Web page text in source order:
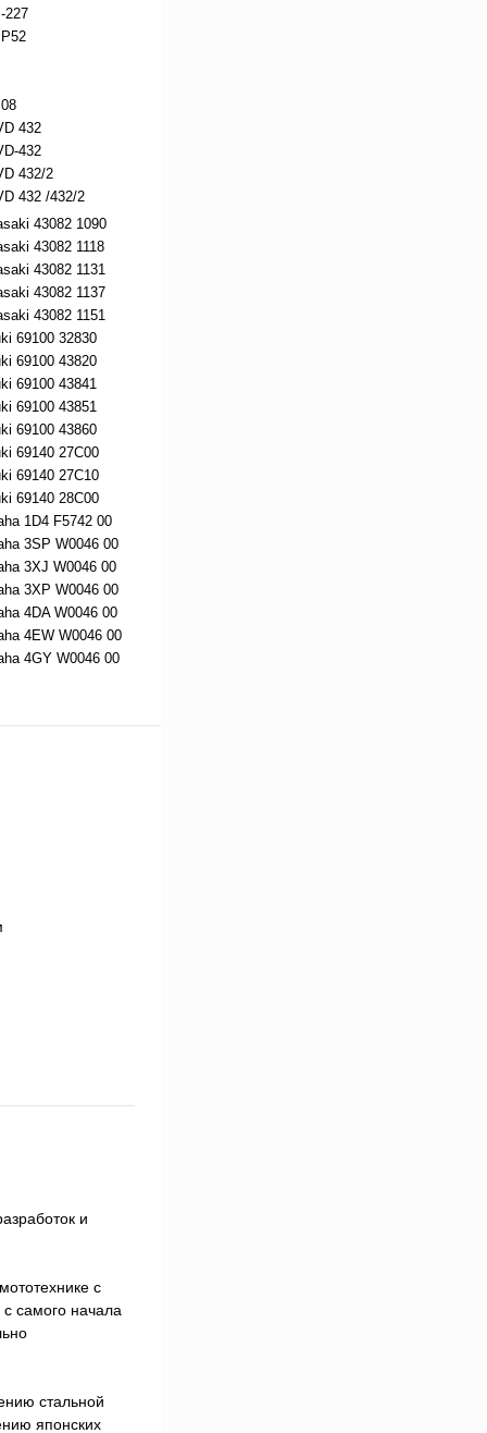
227
432
432
432/2
432 /432/2
43082 1090
43082 1118
43082 1131
43082 1137
43082 1151
69100 32830
69100 43820
69100 43841
69100 43851
69100 43860
69140 27C00
69140 27C10
69140 28C00
1D4 F5742 00
3SP W0046 00
3XJ W0046 00
3XP W0046 00
4DA W0046 00
4EW W0046 00
4GY W0046 00
и
с
самого начала
стальной
японских